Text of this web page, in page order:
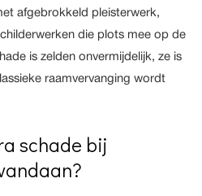
afgebrokkeld pleisterwerk,
die plots mee op de
is zelden onvermijdelijk, ze is
raamvervanging wordt
schade bij